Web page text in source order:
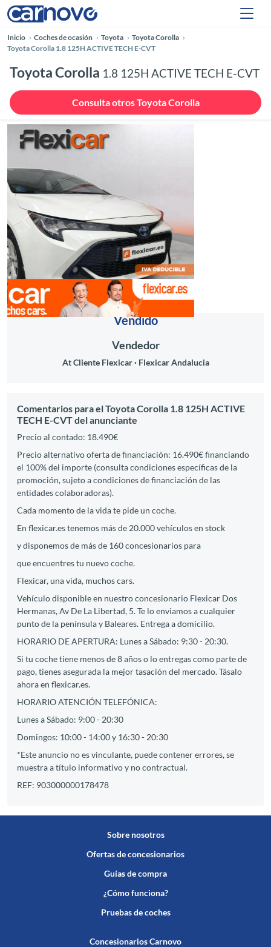
Inicio Coches de ocasión Toyota
Toyota Corolla
Toyota Corolla 1.8 125H ACTIVE TECH E-CVT
Toyota Corolla 1.8 125H ACTIVE TECH E-CVT
Consulta otros Toyota Corolla
Anterior
Vendido
Vendedor
At Cliente Flexicar Flexicar Andalucia
Comentarios para el Toyota Corolla 1.8 125H ACTIVE
TECH E-CVT del anunciante
Precio al contado: 18.490€
Precio alternativo oferta de financiación: 16.490€ financiando
el 100% del importe (consulta condiciones específicas de la
promoción, sujeto a condiciones de financiación de las
entidades colaboradoras).
Cada momento de la vida te pide un coche.
En flexicar.es tenemos más de 20.000 vehículos en stock
y disponemos de más de 160 concesionarios para
que encuentres tu nuevo coche.
Flexicar, una vida, muchos cars.
Vehículo disponible en nuestro concesionario Flexicar Dos
Hermanas, Av De La Libertad, 5. Te lo enviamos a cualquier
punto de la península y Baleares. Entrega a domicilio.
HORARIO DE APERTURA: Lunes a Sábado: 9:30 - 20:30.
Si tu coche tiene menos de 8 años o lo entregas como parte de
pago, tienes asegurada la mejor tasación del mercado. Tásalo
ahora en flexicar.es.
HORARIO ATENCIÓN TELEFÓNICA:
Lunes a Sábado: 9:00 - 20:30
Domingos: 10:00 - 14:00 y 16:30 - 20:30
*Este anuncio no es vinculante, puede contener errores, se
muestra a título informativo y no contractual.
REF: 903000000178478
Sobre nosotros
Ofertas de concesionarios
Guías de compra
¿Cómo funciona?
Pruebas de coches
Concesionarios Carnovo